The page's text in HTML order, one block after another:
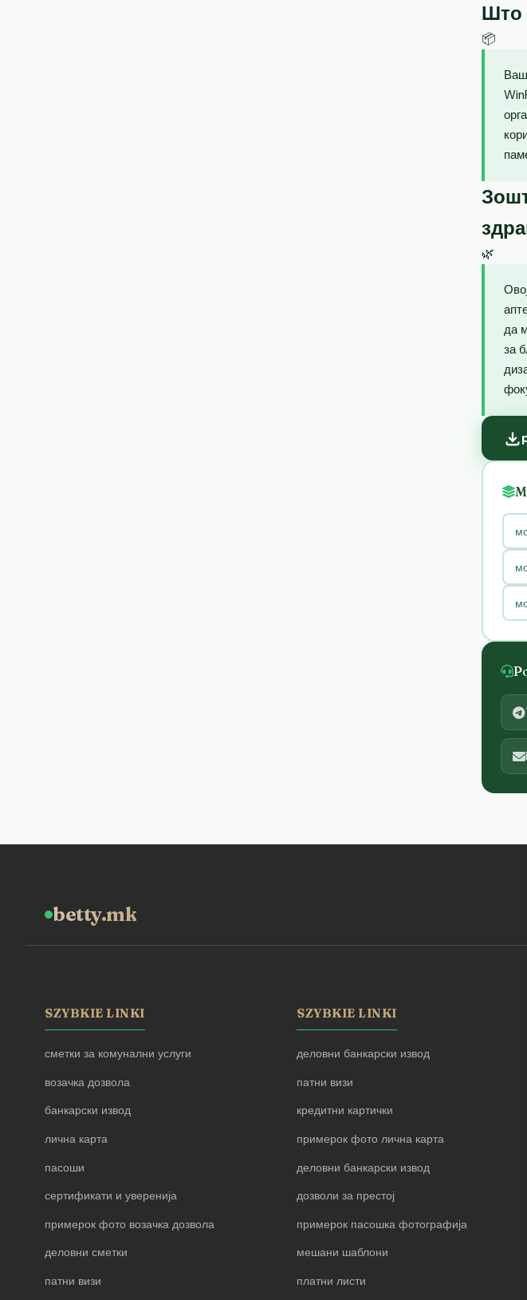
Што
📦
🌿
да
за
betty.mk
SZYBKIE LINKI
сметки за комунални услуги
возачка дозвола
банкарски извод
лична карта
пасоши
сертификати и уверенија
примерок фото возачка дозвола
деловни сметки
патни визи
SZYBKIE LINKI
деловни банкарски извод
патни визи
кредитни картички
примерок фото лична карта
деловни банкарски извод
дозволи за престој
примерок пасошка фотографија
мешани шаблони
платни листи